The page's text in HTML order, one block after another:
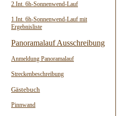
2.Int. 6h-Sonnenwend-Lauf
1.Int. 6h-Sonnenwend-Lauf mit
Ergebnisliste
Panoramalauf Ausschreibung
Anmeldung Panoramalauf
Streckenbeschreibung
Gästebuch
Pinnwand